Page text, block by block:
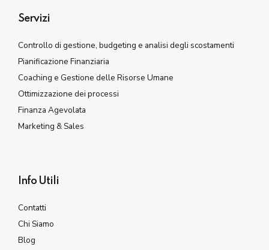
Servizi
Controllo di gestione, budgeting e analisi degli scostamenti
Pianificazione Finanziaria
Coaching e Gestione delle Risorse Umane
Ottimizzazione dei processi
Finanza Agevolata
Marketing & Sales
Info Utili
Contatti
Chi Siamo
Blog